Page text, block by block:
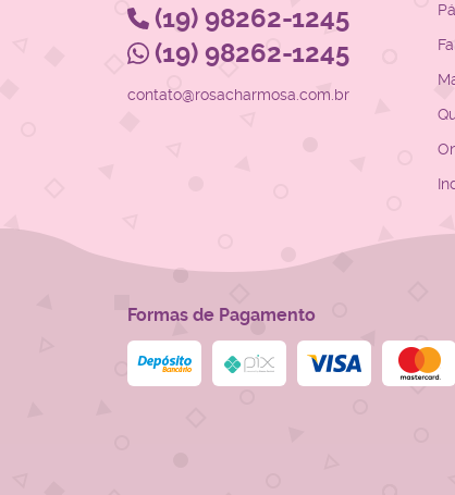
(19) 98262-1245
(19) 98262-1245
contato@rosacharmosa.com.br
Formas de Pagamento